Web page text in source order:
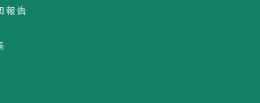
報告